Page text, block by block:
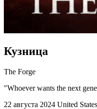
Кузница
The Forge
"Whoever wants the next
22 августа 2024 United